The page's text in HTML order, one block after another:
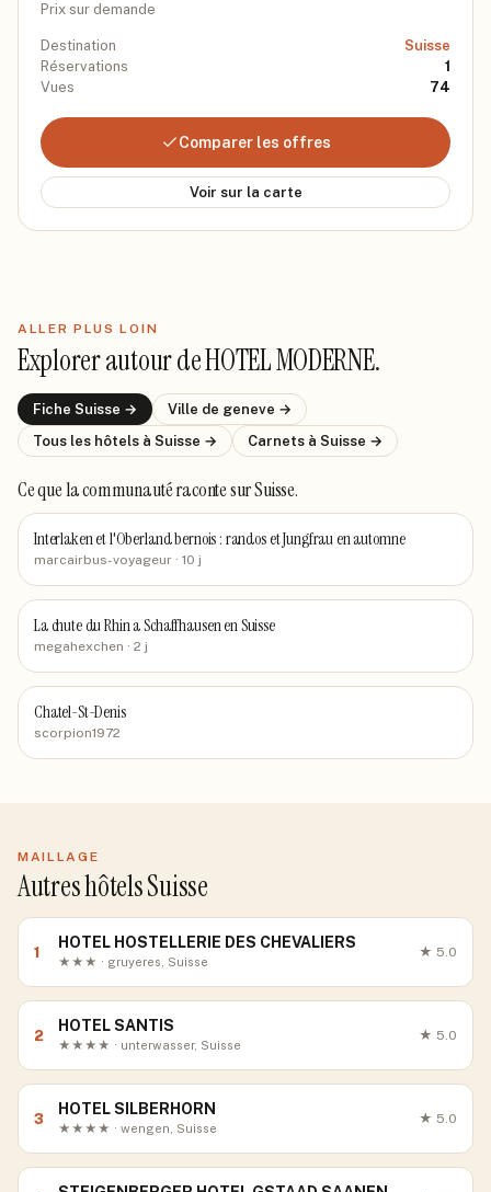
Prix sur demande
Destination
Suisse
Réservations
1
Vues
74
Comparer les offres
Voir sur la carte
ALLER PLUS LOIN
Explorer autour deHOTEL MODERNE.
Fiche Suisse → Ville de geneve →
Tous les hôtels à Suisse → Carnets à Suisse →
Ce que la communauté racontesur Suisse.
Interlaken et l'Oberland bernois : randos et Jungfrau en automne
marcairbus-voyageur · 10 j
La chute du Rhin a Schaffhausen en Suisse
megahexchen · 2 j
Chatel-St-Denis
scorpion1972
MAILLAGE
Autres hôtels Suisse
1
HOTEL HOSTELLERIE DES CHEVALIERS
★★★ · gruyeres, Suisse
★ 5.0
2
HOTEL SANTIS
★★★★ · unterwasser, Suisse
★ 5.0
3
HOTEL SILBERHORN
★★★★ · wengen, Suisse
★ 5.0